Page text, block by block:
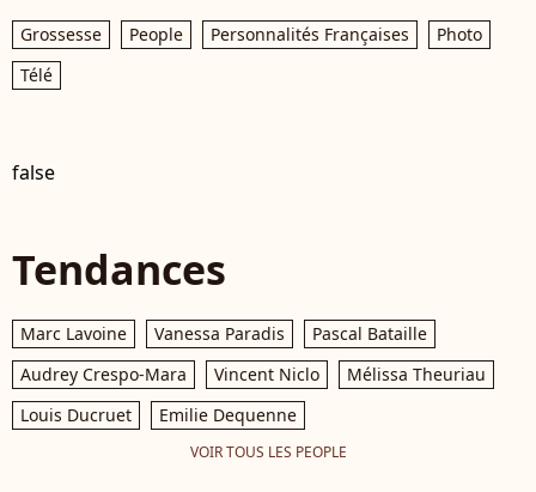
Grossesse People Personnalités Françaises
Photo
Télé
false
Tendances
Marc Lavoine Vanessa Paradis
Pascal Bataille
Audrey Crespo-Mara
Vincent Niclo
Mélissa Theuriau
Louis Ducruet
Emilie Dequenne
VOIR TOUS LES PEOPLE